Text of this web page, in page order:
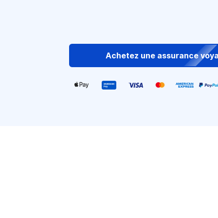
Achetez une assurance